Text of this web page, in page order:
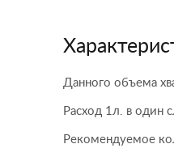
Данного объема
Расход 1л. в один
Рекомендуемое